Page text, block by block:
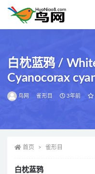
白枕蓝鸦 /
Cyanocorax
鸟网 雀形目 3年前
首页 雀形目
白枕蓝鸦